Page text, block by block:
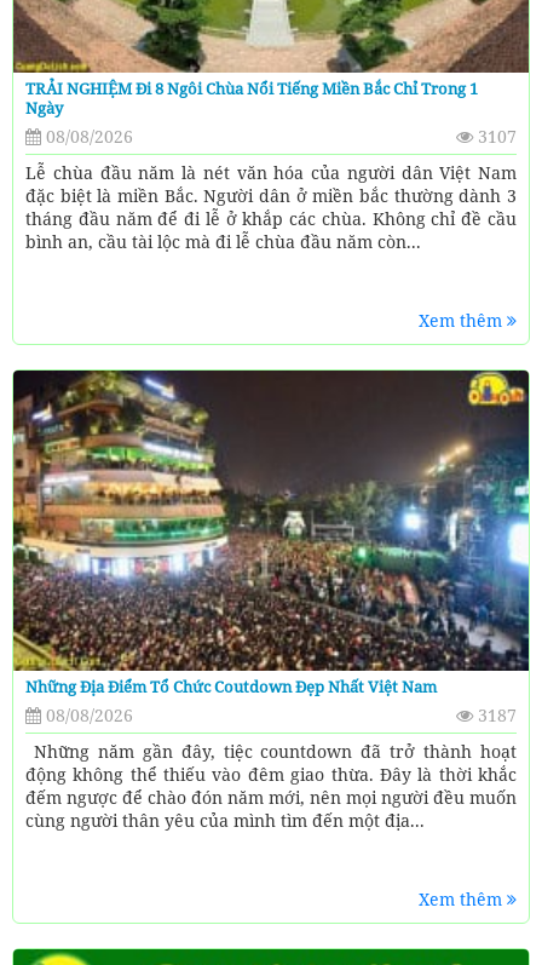
TRẢI NGHIỆM Đi 8 Ngôi Chùa Nổi Tiếng Miền Bắc Chỉ Trong 1
Ngày
08/08/2026
3107
Lễ chùa đầu năm là nét văn hóa của người dân Việt Nam
đặc biệt là miền Bắc. Người dân ở miền bắc thường dành 3
tháng đầu năm để đi lễ ở khắp các chùa. Không chỉ đề cầu
bình an, cầu tài lộc mà đi lễ chùa đầu năm còn...
Xem thêm
Những Địa Điểm Tổ Chức Coutdown Đẹp Nhất Việt Nam
08/08/2026
3187
Những năm gần đây, tiệc countdown đã trở thành hoạt
động không thể thiếu vào đêm giao thừa. Đây là thời khắc
đếm ngược để chào đón năm mới, nên mọi người đều muốn
cùng người thân yêu của mình tìm đến một địa...
Xem thêm